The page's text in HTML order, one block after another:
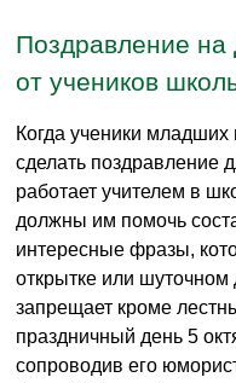
Поздравление на
от учеников
Когда ученики младших
сделать поздравление
работает учителем в
должны им помочь
интересные фразы,
открытке или шуточном
запрещает кроме
праздничный день 5
сопроводив его